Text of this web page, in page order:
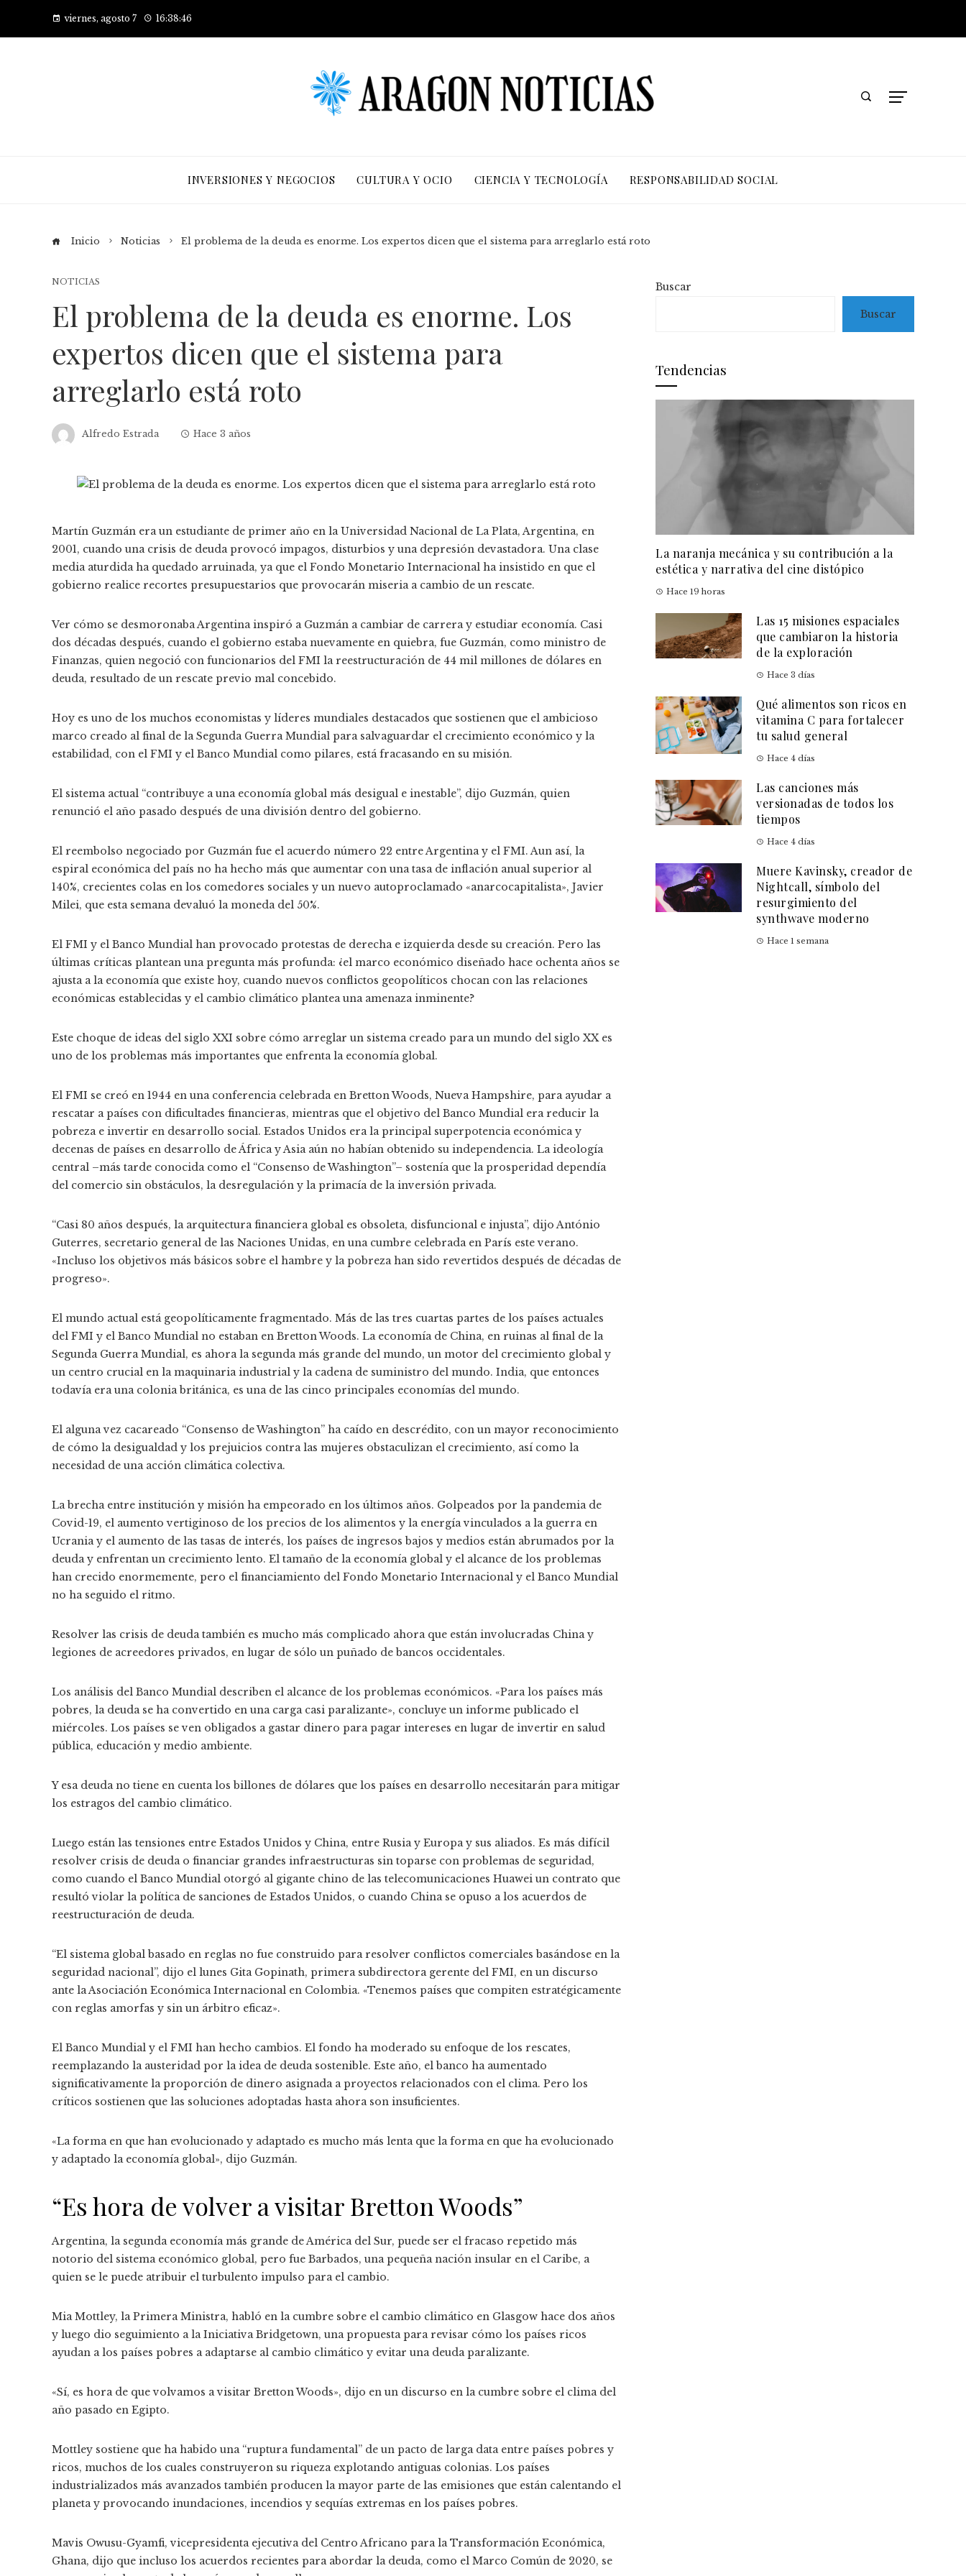
viernes, agosto 7 16:38:47
INVERSIONES Y NEGOCIOS CULTURA Y OCIO CIENCIA Y TECNOLOGÍA RESPONSABILIDAD SOCIAL
Inicio Noticias El problema de la deuda es enorme. Los expertos dicen que el sistema para arreglarlo está roto
NOTICIAS
El problema de la deuda es enorme. Los
expertos dicen que el sistema para
arreglarlo está roto
Alfredo Estrada Hace 3 años
Martín Guzmán era un estudiante de primer año en la Universidad Nacional de La Plata, Argentina, en
2001, cuando una crisis de deuda provocó impagos, disturbios y una depresión devastadora. Una clase
media aturdida ha quedado arruinada, ya que el Fondo Monetario Internacional ha insistido en que el
gobierno realice recortes presupuestarios que provocarán miseria a cambio de un rescate.
Ver cómo se desmoronaba Argentina inspiró a Guzmán a cambiar de carrera y estudiar economía. Casi
dos décadas después, cuando el gobierno estaba nuevamente en quiebra, fue Guzmán, como ministro de
Finanzas, quien negoció con funcionarios del FMI la reestructuración de 44 mil millones de dólares en
deuda, resultado de un rescate previo mal concebido.
Hoy es uno de los muchos economistas y líderes mundiales destacados que sostienen que el ambicioso
marco creado al final de la Segunda Guerra Mundial para salvaguardar el crecimiento económico y la
estabilidad, con el FMI y el Banco Mundial como pilares, está fracasando en su misión.
El sistema actual “contribuye a una economía global más desigual e inestable”, dijo Guzmán, quien
renunció el año pasado después de una división dentro del gobierno.
El reembolso negociado por Guzmán fue el acuerdo número 22 entre Argentina y el FMI. Aun así, la
espiral económica del país no ha hecho más que aumentar con una tasa de inflación anual superior al
140%, crecientes colas en los comedores sociales y un nuevo autoproclamado «anarcocapitalista», Javier
Milei, que esta semana devaluó la moneda del 50%.
El FMI y el Banco Mundial han provocado protestas de derecha e izquierda desde su creación. Pero las
últimas críticas plantean una pregunta más profunda: ¿el marco económico diseñado hace ochenta años se
ajusta a la economía que existe hoy, cuando nuevos conflictos geopolíticos chocan con las relaciones
económicas establecidas y el cambio climático plantea una amenaza inminente?
Este choque de ideas del siglo XXI sobre cómo arreglar un sistema creado para un mundo del siglo XX es
uno de los problemas más importantes que enfrenta la economía global.
El FMI se creó en 1944 en una conferencia celebrada en Bretton Woods, Nueva Hampshire, para ayudar a
rescatar a países con dificultades financieras, mientras que el objetivo del Banco Mundial era reducir la
pobreza e invertir en desarrollo social. Estados Unidos era la principal superpotencia económica y
decenas de países en desarrollo de África y Asia aún no habían obtenido su independencia. La ideología
central –más tarde conocida como el “Consenso de Washington”– sostenía que la prosperidad dependía
del comercio sin obstáculos, la desregulación y la primacía de la inversión privada.
“Casi 80 años después, la arquitectura financiera global es obsoleta, disfuncional e injusta”, dijo António
Guterres, secretario general de las Naciones Unidas, en una cumbre celebrada en París este verano.
«Incluso los objetivos más básicos sobre el hambre y la pobreza han sido revertidos después de décadas de
progreso».
El mundo actual está geopolíticamente fragmentado. Más de las tres cuartas partes de los países actuales
del FMI y el Banco Mundial no estaban en Bretton Woods. La economía de China, en ruinas al final de la
Segunda Guerra Mundial, es ahora la segunda más grande del mundo, un motor del crecimiento global y
un centro crucial en la maquinaria industrial y la cadena de suministro del mundo. India, que entonces
todavía era una colonia británica, es una de las cinco principales economías del mundo.
El alguna vez cacareado “Consenso de Washington” ha caído en descrédito, con un mayor reconocimiento
de cómo la desigualdad y los prejuicios contra las mujeres obstaculizan el crecimiento, así como la
necesidad de una acción climática colectiva.
La brecha entre institución y misión ha empeorado en los últimos años. Golpeados por la pandemia de
Covid-19, el aumento vertiginoso de los precios de los alimentos y la energía vinculados a la guerra en
Ucrania y el aumento de las tasas de interés, los países de ingresos bajos y medios están abrumados por la
deuda y enfrentan un crecimiento lento. El tamaño de la economía global y el alcance de los problemas
han crecido enormemente, pero el financiamiento del Fondo Monetario Internacional y el Banco Mundial
no ha seguido el ritmo.
Resolver las crisis de deuda también es mucho más complicado ahora que están involucradas China y
legiones de acreedores privados, en lugar de sólo un puñado de bancos occidentales.
Los análisis del Banco Mundial describen el alcance de los problemas económicos. «Para los países más
pobres, la deuda se ha convertido en una carga casi paralizante», concluye un informe publicado el
miércoles. Los países se ven obligados a gastar dinero para pagar intereses en lugar de invertir en salud
pública, educación y medio ambiente.
Y esa deuda no tiene en cuenta los billones de dólares que los países en desarrollo necesitarán para mitigar
los estragos del cambio climático.
Luego están las tensiones entre Estados Unidos y China, entre Rusia y Europa y sus aliados. Es más difícil
resolver crisis de deuda o financiar grandes infraestructuras sin toparse con problemas de seguridad,
como cuando el Banco Mundial otorgó al gigante chino de las telecomunicaciones Huawei un contrato que
resultó violar la política de sanciones de Estados Unidos, o cuando China se opuso a los acuerdos de
reestructuración de deuda.
“El sistema global basado en reglas no fue construido para resolver conflictos comerciales basándose en la
seguridad nacional”, dijo el lunes Gita Gopinath, primera subdirectora gerente del FMI, en un discurso
ante la Asociación Económica Internacional en Colombia. «Tenemos países que compiten estratégicamente
con reglas amorfas y sin un árbitro eficaz».
El Banco Mundial y el FMI han hecho cambios. El fondo ha moderado su enfoque de los rescates,
reemplazando la austeridad por la idea de deuda sostenible. Este año, el banco ha aumentado
significativamente la proporción de dinero asignada a proyectos relacionados con el clima. Pero los
críticos sostienen que las soluciones adoptadas hasta ahora son insuficientes.
«La forma en que han evolucionado y adaptado es mucho más lenta que la forma en que ha evolucionado
y adaptado la economía global», dijo Guzmán.
“Es hora de volver a visitar Bretton Woods”
Argentina, la segunda economía más grande de América del Sur, puede ser el fracaso repetido más
notorio del sistema económico global, pero fue Barbados, una pequeña nación insular en el Caribe, a
quien se le puede atribuir el turbulento impulso para el cambio.
Mia Mottley, la Primera Ministra, habló en la cumbre sobre el cambio climático en Glasgow hace dos años
y luego dio seguimiento a la Iniciativa Bridgetown, una propuesta para revisar cómo los países ricos
ayudan a los países pobres a adaptarse al cambio climático y evitar una deuda paralizante.
«Sí, es hora de que volvamos a visitar Bretton Woods», dijo en un discurso en la cumbre sobre el clima del
año pasado en Egipto.
Mottley sostiene que ha habido una “ruptura fundamental” de un pacto de larga data entre países pobres y
ricos, muchos de los cuales construyeron su riqueza explotando antiguas colonias. Los países
industrializados más avanzados también producen la mayor parte de las emisiones que están calentando el
planeta y provocando inundaciones, incendios y sequías extremas en los países pobres.
Mavis Owusu-Gyamfi, vicepresidenta ejecutiva del Centro Africano para la Transformación Económica,
Ghana, dijo que incluso los acuerdos recientes para abordar la deuda, como el Marco Común de 2020, se
Buscar
Buscar
Tendencias
La naranja mecánica y su contribución a la
estética y narrativa del cine distópico
Hace 19 horas
Las 15 misiones espaciales
que cambiaron la historia
de la exploración
Hace 3 días
Qué alimentos son ricos en
vitamina C para fortalecer
tu salud general
Hace 4 días
Las canciones más
versionadas de todos los
tiempos
Hace 4 días
Muere Kavinsky, creador de
Nightcall, símbolo del
resurgimiento del
synthwave moderno
Hace 1 semana